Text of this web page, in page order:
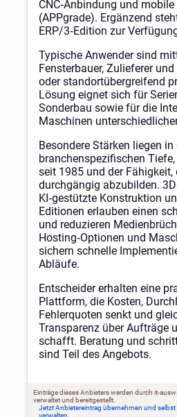
CNC‑Anbindung und
(APPgrade). Ergänzend
ERP/3‑Edition zur
Typische Anwender sind
Fensterbauer, Zulieferer
oder standortübergreifend
Lösung eignet sich für
Sonderbau sowie für die
Maschinen
Besondere Stärken liegen in
branchenspezifischen
seit 1985 und der Fähigkeit,
durchgängig abzubilden.
KI‑gestützte Konstruktion
Editionen erlauben einen
und reduzieren
Hosting‑Optionen und
sichern schnelle
Abläufe.
Entscheider erhalten eine
Plattform, die Kosten,
Fehlerquoten senkt und
Transparenz über Aufträge
schafft. Beratung und
sind Teil des Angebots.
Einträge dieses Anbieters werden durch it-
verwaltet und bereitgestellt.
Jetzt Anbietereintrag übernehmen und selbst
verwalten.